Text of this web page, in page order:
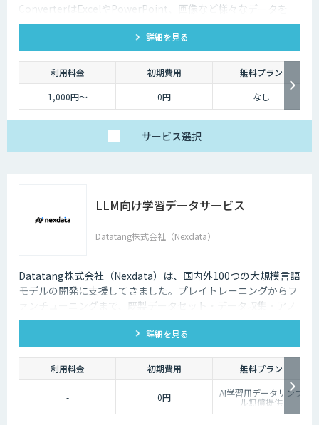
ConverterはExcelやPowerPoint、画像など様々なデータを
RAG Ready に変換して RAGの精度を向上するコンバーターで
詳細を見る
利用料金 初期費用
無料プラン
1,000円～
0円 なし
サービス選択
LLM向け学習データサービス
Datatang株式会社（Nexdata）
Datatang株式会社（Nexdata）は、国内外100つの大規模言語
モデルの開発に支援してきました。プレイトレーニングからフ
ァンチューニングまで、既製データセット・データ収集・アノ
テーションを一気貫通して提供しております。
詳細を見る
利用料金 初期費用 無料プラン
- 0円 AI学習用データサンプ
ル無償提供